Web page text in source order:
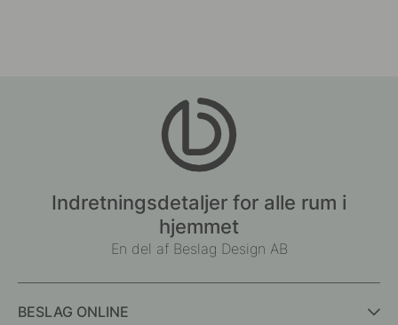
Indretningsdetaljer for alle rum i
hjemmet
En del af Beslag Design AB
BESLAG ONLINE